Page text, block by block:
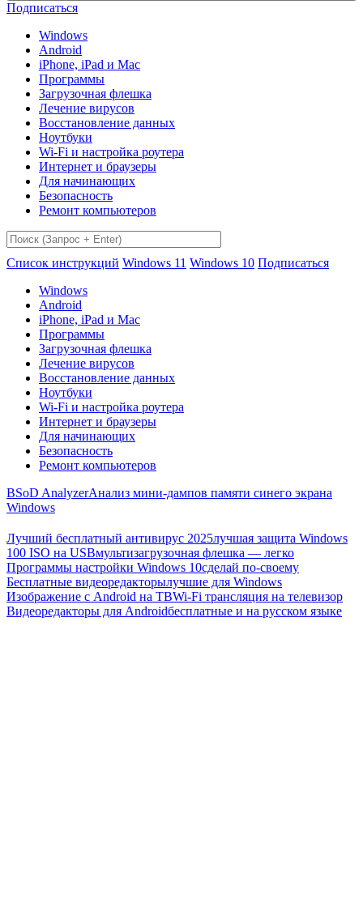
Подписаться
Windows
Android
iPhone, iPad и Mac
Программы
Загрузочная флешка
Лечение вирусов
Восстановление данных
Ноутбуки
Wi-Fi и настройка роутера
Интернет и браузеры
Для начинающих
Безопасность
Ремонт компьютеров
Список инструкций Windows 11 Windows 10 Подписаться
Windows
Android
iPhone, iPad и Mac
Программы
Загрузочная флешка
Лечение вирусов
Восстановление данных
Ноутбуки
Wi-Fi и настройка роутера
Интернет и браузеры
Для начинающих
Безопасность
Ремонт компьютеров
BSoD AnalyzerАнализ мини-дампов памяти синего экрана
Windows
Лучший бесплатный антивирус 2025лучшая защита Windows
100 ISO на USBмультизагрузочная флешка — легко
Программы настройки Windows 10сделай по-своему
Бесплатные видеоредакторылучшие для Windows
Изображение с Android на ТВWi-Fi трансляция на телевизор
Видеоредакторы для Androidбесплатные и на русском языке